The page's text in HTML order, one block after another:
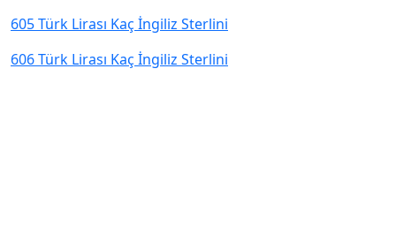
605 Türk Lirası Kaç İngiliz Sterlini
606 Türk Lirası Kaç İngiliz Sterlini